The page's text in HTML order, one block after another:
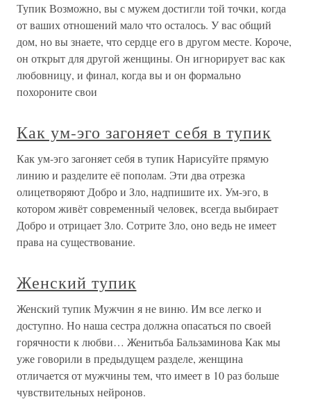
Тупик Возможно, вы с мужем достигли той точки, когда
от ваших отношений мало что осталось. У вас общий
дом, но вы знаете, что сердце его в другом месте. Короче,
он открыт для другой женщины. Он игнорирует вас как
любовницу, и финал, когда вы и он формально
похороните свои
Как ум-эго загоняет себя в тупик
Как ум-эго загоняет себя в тупик Нарисуйте прямую
линию и разделите её пополам. Эти два отрезка
олицетворяют Добро и Зло, надпишите их. Ум-эго, в
котором живёт современный человек, всегда выбирает
Добро и отрицает Зло. Сотрите Зло, оно ведь не имеет
права на существование.
Женский тупик
Женский тупик Мужчин я не виню. Им все легко и
доступно. Но наша сестра должна опасаться по своей
горячности к любви… Женитьба Бальзаминова Как мы
уже говорили в предыдущем разделе, женщина
отличается от мужчины тем, что имеет в 10 раз больше
чувствительных нейронов.